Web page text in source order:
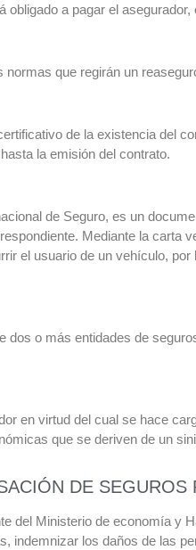
obligado a pagar el
que regirán un
de la existencia del
la emisión del contrato.
de Seguro, es un
Mediante la carta
el usuario de un vehículo,
dos o más entidades de
en virtud del cual se hace
que se deriven de un
DE SEGUROS
del Ministerio de economía y
indemnizar los daños de las